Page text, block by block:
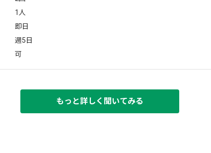
1人
即日
週5日
可
もっと詳しく聞いてみる